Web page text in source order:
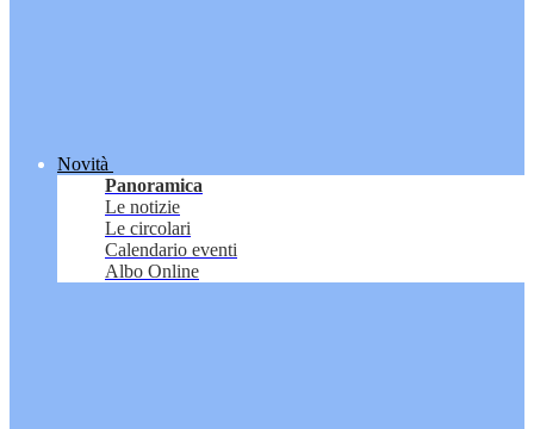
Novità
Panoramica
Le notizie
Le circolari
Calendario eventi
Albo Online